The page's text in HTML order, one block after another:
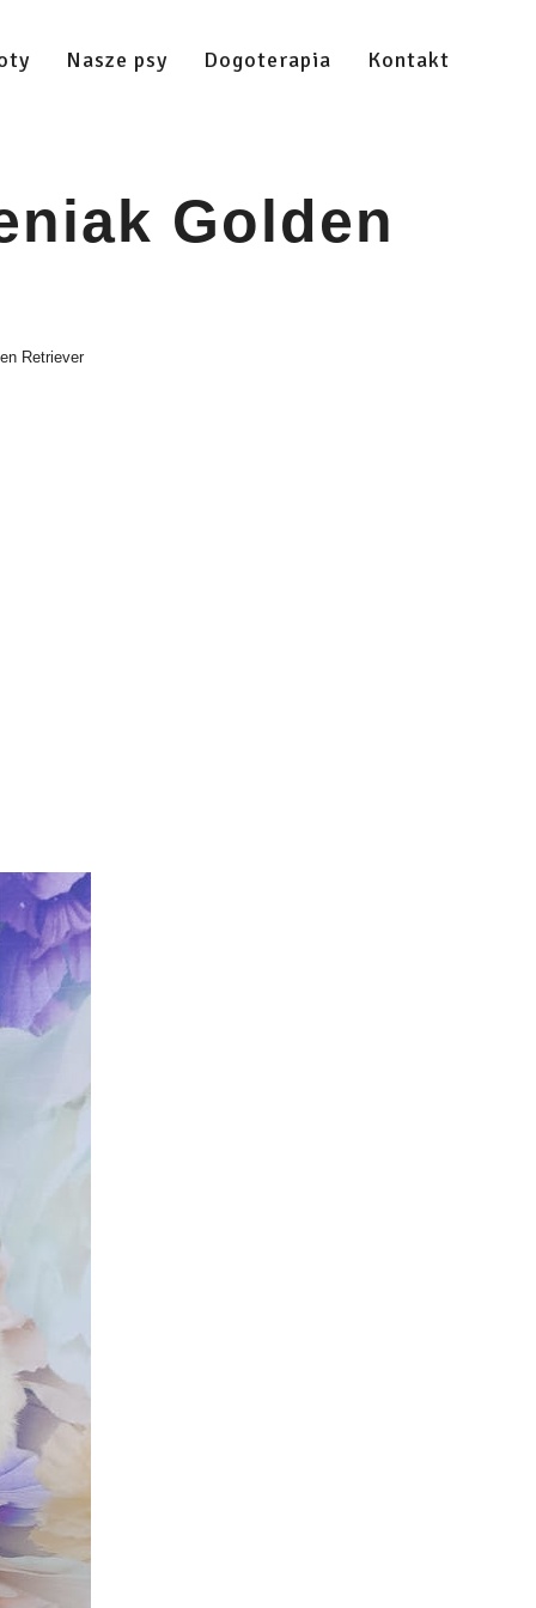
Nasze psy Dogoterapia Kontakt
Golden
Retriever